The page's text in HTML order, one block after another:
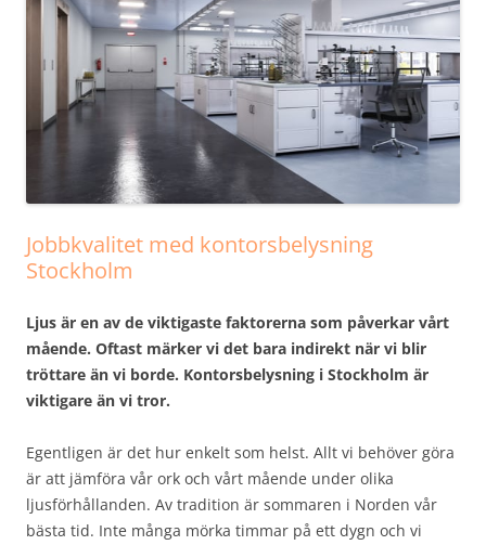
Jobbkvalitet med kontorsbelysning
Stockholm
Ljus är en av de viktigaste faktorerna som påverkar vårt
mående. Oftast märker vi det bara indirekt när vi blir
tröttare än vi borde. Kontorsbelysning i Stockholm är
viktigare än vi tror.
Egentligen är det hur enkelt som helst. Allt vi behöver göra
är att jämföra vår ork och vårt mående under olika
ljusförhållanden. Av tradition är sommaren i Norden vår
bästa tid. Inte många mörka timmar på ett dygn och vi